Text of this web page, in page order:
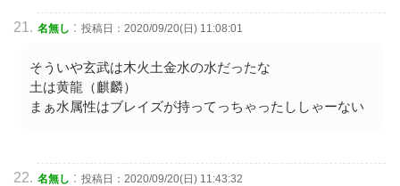
名無し : 投稿日：2020/09/20(日) 11:08:01
そういや玄武は木火土金水の水だったな
土は黄龍（麒麟）
まぁ水属性はブレイズが持ってっちゃったししゃーない
名無し : 投稿日：2020/09/20(日) 11:43:32